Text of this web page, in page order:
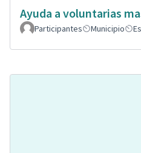
Ayuda a voluntarias
Participantes
Municipio